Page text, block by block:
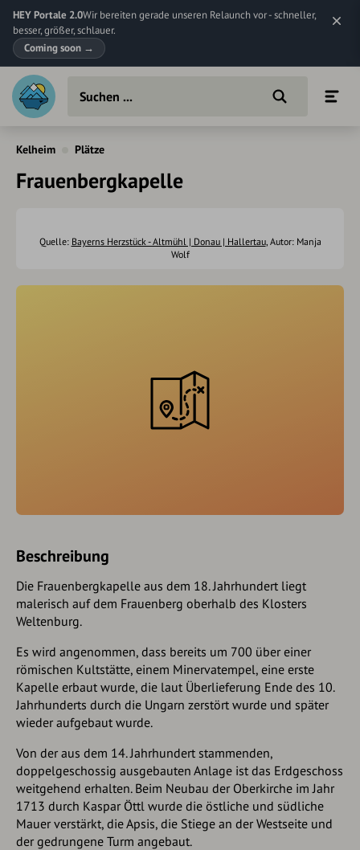
HEY Portale 2.0Wir bereiten gerade unseren Relaunch vor - schneller,
besser, größer, schlauer.
Coming soon →
Kelheim Plätze
Frauenbergkapelle
Quelle: Bayerns Herzstück - Altmühl | Donau | Hallertau, Autor: Manja
Wolf
Beschreibung
Die Frauenbergkapelle aus dem 18. Jahrhundert liegt
malerisch auf dem Frauenberg oberhalb des Klosters
Weltenburg.
Es wird angenommen, dass bereits um 700 über einer
römischen Kultstätte, einem Minervatempel, eine erste
Kapelle erbaut wurde, die laut Überlieferung Ende des 10.
Jahrhunderts durch die Ungarn zerstört wurde und später
wieder aufgebaut wurde.
Von der aus dem 14. Jahrhundert stammenden,
doppelgeschossig ausgebauten Anlage ist das Erdgeschoss
weitgehend erhalten. Beim Neubau der Oberkirche im Jahr
1713 durch Kaspar Öttl wurde die östliche und südliche
Mauer verstärkt, die Apsis, die Stiege an der Westseite und
der gedrungene Turm angebaut.